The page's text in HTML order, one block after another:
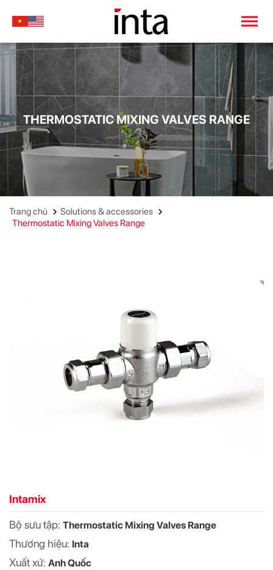
THERMOSTATIC MIXING VALVES RANGE
Trang chủ
Solutions & accessories
Thermostatic Mixing Valves Range
Intamix
Bộ sưu tập: Thermostatic Mixing Valves Range
Thương hiệu: Inta
Xuất xứ: Anh Quốc